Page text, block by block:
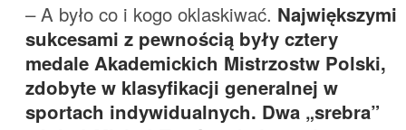
– A było co i kogo oklaskiwać. Największymi
sukcesami z pewnością były cztery
medale Akademickich Mistrzostw Polski,
zdobyte w klasyfikacji generalnej w
sportach indywidualnych. Dwa „srebra”